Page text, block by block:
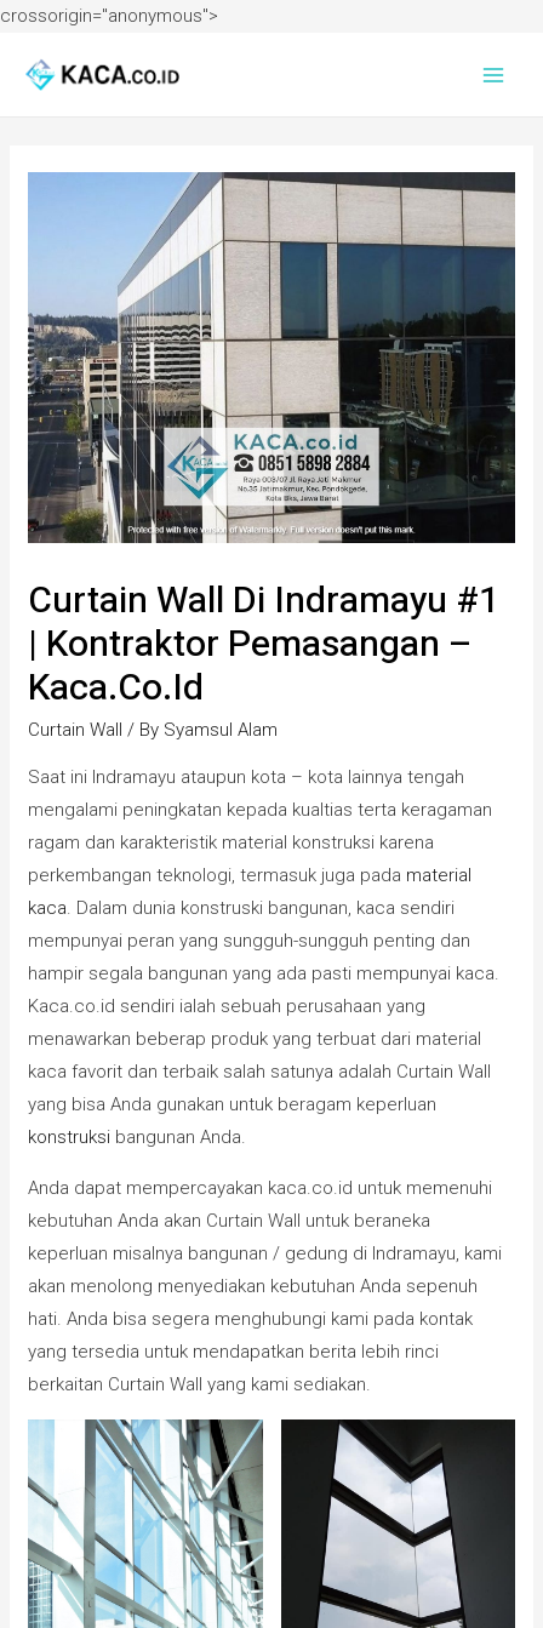
crossorigin="anonymous">
Curtain Wall Di Indramayu #1
| Kontraktor Pemasangan –
Kaca.co.id
Curtain Wall / By Syamsul Alam
Saat ini Indramayu ataupun kota – kota lainnya tengah
mengalami peningkatan kepada kualtias terta keragaman
ragam dan karakteristik material konstruksi karena
perkembangan teknologi, termasuk juga pada material
kaca. Dalam dunia konstruski bangunan, kaca sendiri
mempunyai peran yang sungguh-sungguh penting dan
hampir segala bangunan yang ada pasti mempunyai kaca.
Kaca.co.id sendiri ialah sebuah perusahaan yang
menawarkan beberap produk yang terbuat dari material
kaca favorit dan terbaik salah satunya adalah Curtain Wall
yang bisa Anda gunakan untuk beragam keperluan
konstruksi bangunan Anda.
Anda dapat mempercayakan kaca.co.id untuk memenuhi
kebutuhan Anda akan Curtain Wall untuk beraneka
keperluan misalnya bangunan / gedung di Indramayu, kami
akan menolong menyediakan kebutuhan Anda sepenuh
hati. Anda bisa segera menghubungi kami pada kontak
yang tersedia untuk mendapatkan berita lebih rinci
berkaitan Curtain Wall yang kami sediakan.